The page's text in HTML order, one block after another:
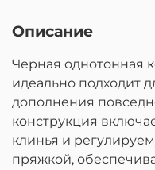
Описание
Черная однотонная
идеально подходит
дополнения
конструкция
клинья и
пряжкой,